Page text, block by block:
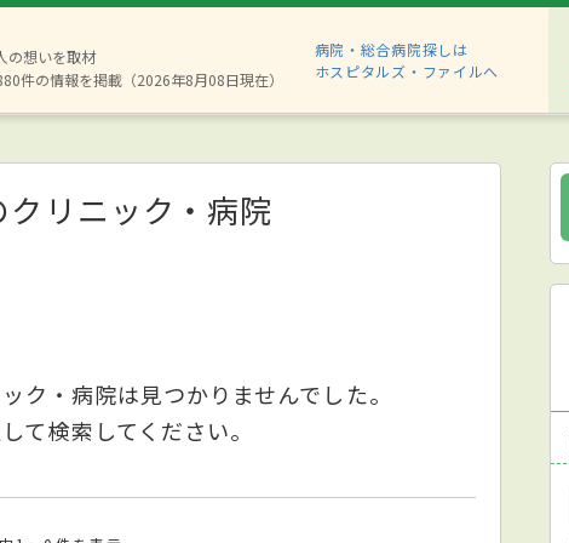
の想いを取材
件の情報を掲載（2026年8月08日現在）
病院・総合病院探しは
ホスピタルズ・ファイルへ
クリニック・病院
ク・病院は見つかりませんでした。
て検索してください。